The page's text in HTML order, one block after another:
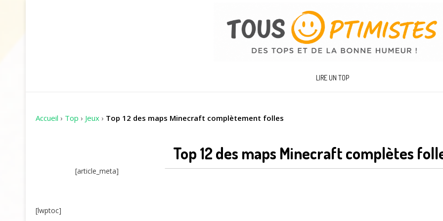
LIRE UN TOP
Accueil › Top › Jeux › Top 12 des maps Minecraft complètement folles
Top 12 des maps Minecraft complètes
[article_meta]
[lwptoc]